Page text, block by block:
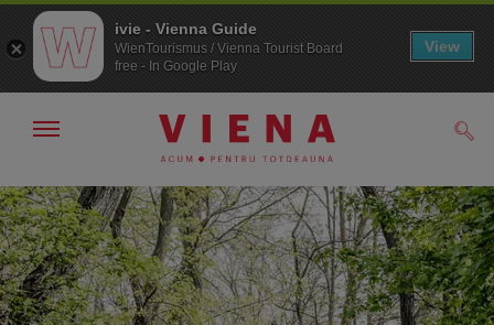
Către
navigare
Către
texte
Arată/ascunde
ivie - Vienna Guide
WienTourismus / Vienna Tourist Board
free - In Google Play
View